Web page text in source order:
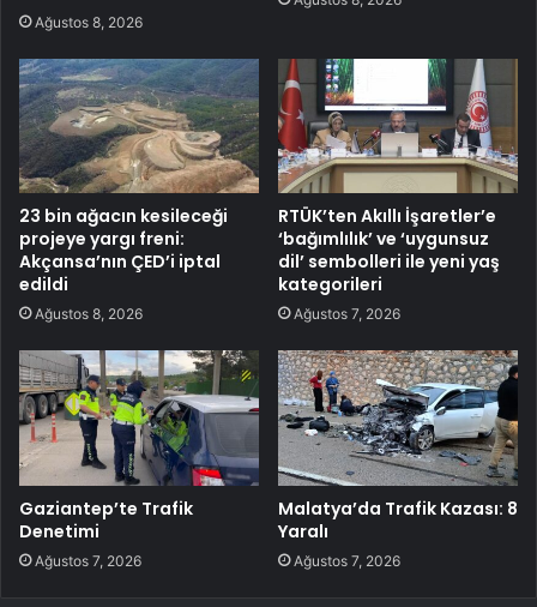
Ağustos 8, 2026
23 bin ağacın kesileceği
projeye yargı freni:
Akçansa’nın ÇED’i iptal
edildi
Ağustos 8, 2026
RTÜK’ten Akıllı İşaretler’e
‘bağımlılık’ ve ‘uygunsuz
dil’ sembolleri ile yeni yaş
kategorileri
Ağustos 7, 2026
Gaziantep’te Trafik
Denetimi
Ağustos 7, 2026
Malatya’da Trafik Kazası: 8
Yaralı
Ağustos 7, 2026